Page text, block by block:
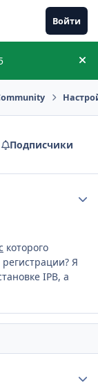
Войти
Подписчики
которого
Я
IPB, а